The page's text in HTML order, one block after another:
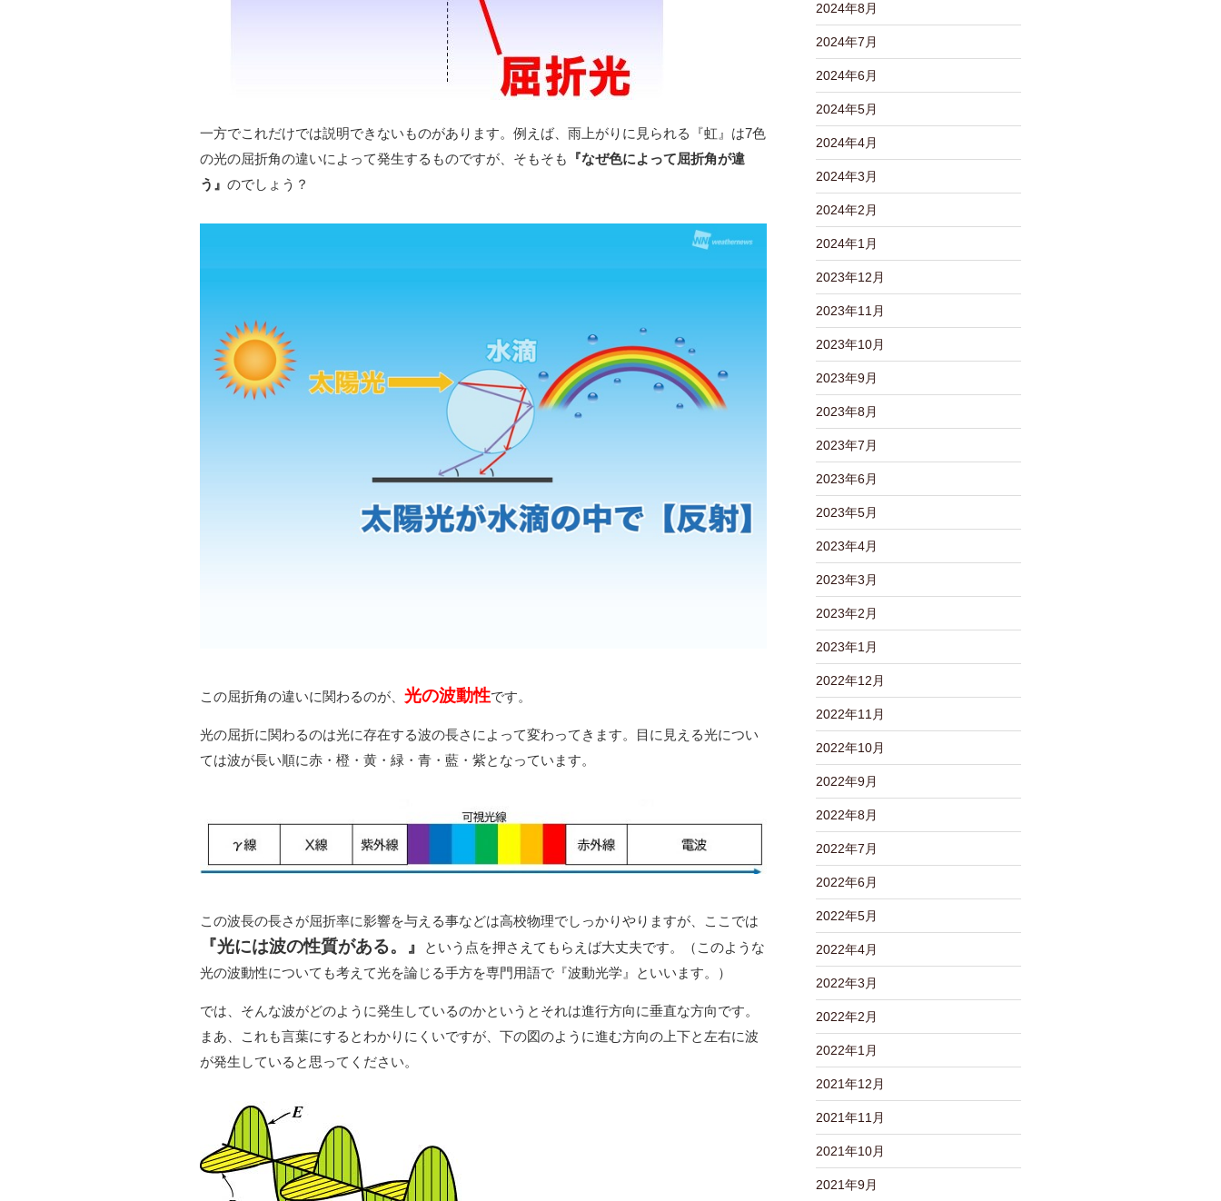
一方でこれだけでは説明できないものがあります。例えば、雨上がりに見られる『虹』は7色
の光の屈折角の違いによって発生するものですが、そもそも
『なぜ色によって屈折角が違
う』 のでしょう？
この屈折角の違いに関わるのが、 光の波動性です。
光の屈折に関わるのは光に存在する波の長さによって変わってきます。目に見える光につい
ては波が長い順に赤・橙・黄・緑・青・藍・紫となっています。
この波長の長さが屈折率に影響を与える事などは高校物理でしっかりやりますが、ここでは
『光には波の性質がある。』
という点を押さえてもらえば大丈夫です。（このような
光の波動性についても考えて光を論じる手方を専門用語で『波動光学』といいます。）
では、そんな波がどのように発生しているのかというとそれは進行方向に垂直な方向です。
まあ、これも言葉にするとわかりにくいですが、下の図のように進む方向の上下と左右に波
が発生していると思ってください。
2024年8月
2024年7月
2024年6月
2024年5月
2024年4月
2024年3月
2024年2月
2024年1月
2023年12月
2023年11月
2023年10月
2023年9月
2023年8月
2023年7月
2023年6月
2023年5月
2023年4月
2023年3月
2023年2月
2023年1月
2022年12月
2022年11月
2022年10月
2022年9月
2022年8月
2022年7月
2022年6月
2022年5月
2022年4月
2022年3月
2022年2月
2022年1月
2021年12月
2021年11月
2021年10月
2021年9月